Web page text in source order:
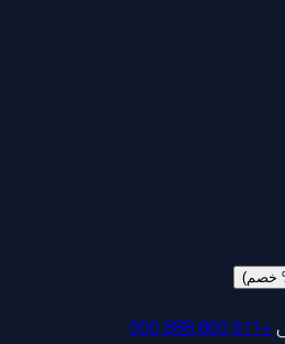
+971 800 888 000